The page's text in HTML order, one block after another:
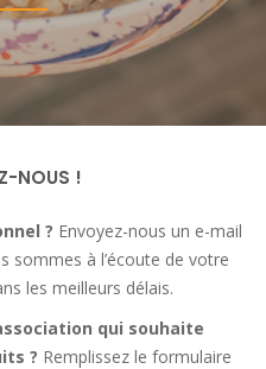
NOUS !
? Envoyez-nous un e-mail
sommes à l’écoute de votre
les meilleurs délais.
qui souhaite
? Remplissez le formulaire